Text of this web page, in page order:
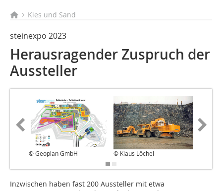
Kies und Sand
steinexpo 2023
Herausragender Zuspruch der
Aussteller
© Geoplan GmbH © Klaus Löchel
Inzwischen haben fast 200 Aussteller mit etwa